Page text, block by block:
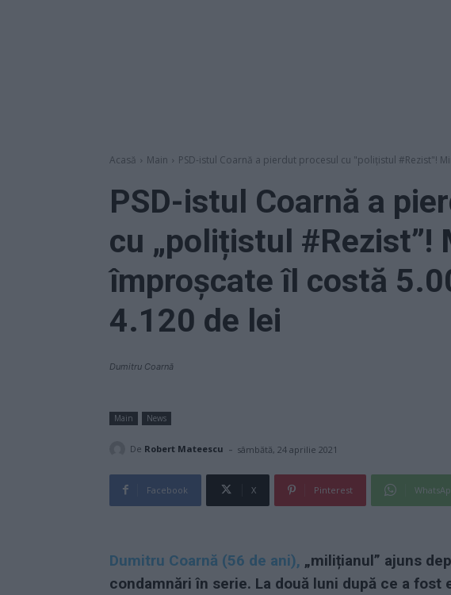
Acasă Main PSD-istul Coarnă a pierdut procesul cu "polițistul #Rezist"!
PSD-istul Coarnă a
cu „polițistul #Rezist”!
împroșcate îl costă
4.120 de lei
Dumitru Coarnă
Main News
De Robert Mateescu - sâmbătă, 24 aprilie 2021
Facebook X Pinterest
Dumitru Coarnă (56 de ani), „milițianul” ajuns
condamnări în serie. La două luni după ce a